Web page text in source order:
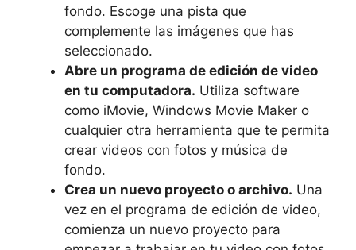
fondo. ⁤Escoge una⁤ pista que
complemente las imágenes que has​
seleccionado.
Abre ‌un programa de edición de video
‌en tu computadora. Utiliza software
como iMovie,⁢ Windows Movie Maker o
cualquier otra herramienta que te​ permita
crear videos‍ con fotos y música de‌
fondo.
Crea⁣ un nuevo proyecto o archivo. ⁤Una
vez ⁢en el programa de edición de video,
comienza un nuevo proyecto para